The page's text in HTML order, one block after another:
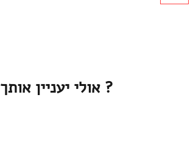
? אולי יעניין אותך